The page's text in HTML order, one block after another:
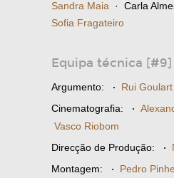
Sandra Maia · Carla
Sofia Fragateiro
Equipa técnica [#9]
Argumento: · Rui Goulart
Cinematografia: ·
Vasco Riobom
Direcção de Produção: ·
Montagem: · Pedro